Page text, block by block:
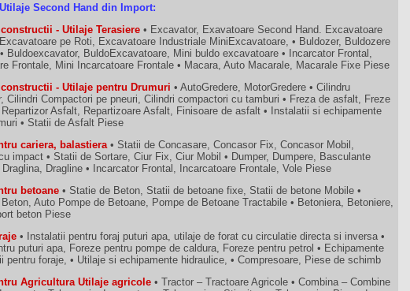
Second Hand din Import:
- Utilaje Terasiere • Excavator, Exavatoare Second Hand. Excavatoare
pe Roti, Excavatoare Industriale MiniExcavatoare, • Buldozer, Buldozere
Buldoexcavator, BuldoExcavatoare, Mini buldo excavatoare • Incarcator Frontal,
Frontale, Mini Incarcatoare Frontale • Macara, Auto Macarale, Macarale Fixe Piese
- Utilaje pentru Drumuri • AutoGredere, MotorGredere • Cilindru
Cilindri Compactori pe pneuri, Cilindri compactori cu tamburi • Freza de asfalt, Freze
Asfalt, Repartizoare Asfalt, Finisoare de asfalt • Instalatii si echipamente
• Statii de Asfalt Piese
cariera, balastiera • Statii de Concasare, Concasor Fix, Concasor Mobil,
impact • Statii de Sortare, Ciur Fix, Ciur Mobil • Dumper, Dumpere, Basculante
Draglina, Dragline • Incarcator Frontal, Incarcatoare Frontale, Vole Piese
betoane • Statie de Beton, Statii de betoane fixe, Statii de betone Mobile •
Auto Pompe de Betoane, Pompe de Betoane Tractabile • Betoniera, Betoniere,
beton Piese
• Instalatii pentru foraj puturi apa, utilaje de forat cu circulatie directa si inversa •
puturi apa, Foreze pentru pompe de caldura, Foreze pentru petrol • Echipamente
pentru foraje, • Utilaje si echipamente hidraulice, • Compresoare, Piese de schimb
Agricultura Utilaje agricole • Tractor – Tractoare Agricole • Combina – Combine